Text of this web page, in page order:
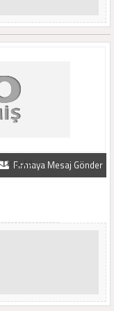
Firmaya Mesaj Gönder
Ltd...